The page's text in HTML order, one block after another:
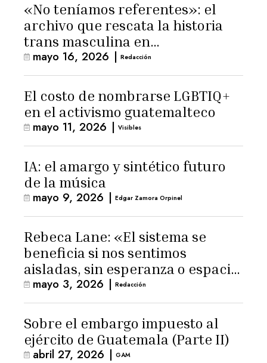
«No teníamos referentes»: el
archivo que rescata la historia
trans masculina en
Latinoamérica
mayo 16, 2026 | Redacción
El costo de nombrarse LGBTIQ+
en el activismo guatemalteco
mayo 11, 2026 | Visibles
IA: el amargo y sintético futuro
de la música
mayo 9, 2026 | Edgar Zamora Orpinel
Rebeca Lane: «El sistema se
beneficia si nos sentimos
aisladas, sin esperanza o espacio
para la ternura»
mayo 3, 2026 | Redacción
Sobre el embargo impuesto al
ejército de Guatemala (Parte II)
abril 27, 2026 | GAM